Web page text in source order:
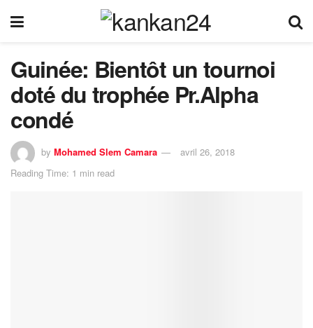
Guinée: Bientôt un tournoi
doté du trophée Pr.Alpha
condé
by Mohamed Slem Camara
avril 26, 2018
Reading Time: 1 min read